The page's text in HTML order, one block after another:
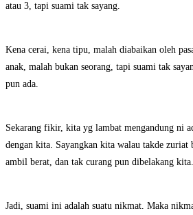
atau 3, tapi suami tak sayang.
Kena cerai, kena tipu, malah diabaikan oleh
anak, malah bukan seorang, tapi suami tak
pun ada.
Sekarang fikir, kita yg lambat mengandung ni
dengan kita. Sayangkan kita walau takde zuriat
ambil berat, dan tak curang pun dibelakang kita.
Jadi, suami ini adalah suatu nikmat. Maka